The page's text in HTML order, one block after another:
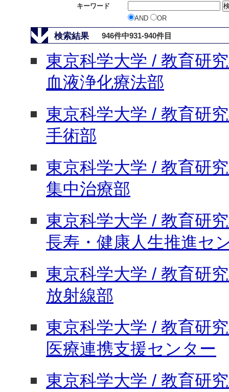
キーワード
AND
OR
検索結果 946件中931-940件目
東京科学大学 / 教育研
血液浄化療法部
東京科学大学 / 教育研
手術部
東京科学大学 / 教育研
集中治療部
東京科学大学 / 教育研
長寿・健康人生推進セ
東京科学大学 / 教育研
放射線部
東京科学大学 / 教育研
医療連携支援センター
東京科学大学 / 教育研